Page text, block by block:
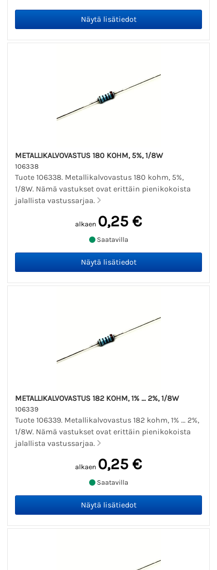
METALLIKALVOVASTUS 180 KOHM, 5%, 1/8W
106338
Tuote 106338. Metallikalvovastus 180 kohm, 5%,
1/8W. Nämä vastukset ovat erittäin pienikokoista
jalallista vastussarjaa.
alkaen 0,25 €
Saatavilla
METALLIKALVOVASTUS 182 KOHM, 1% ... 2%, 1/8W
106339
Tuote 106339. Metallikalvovastus 182 kohm, 1% ... 2%,
1/8W. Nämä vastukset ovat erittäin pienikokoista
jalallista vastussarjaa.
alkaen 0,25 €
Saatavilla